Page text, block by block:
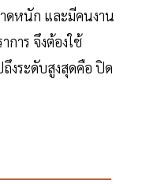
ดหนัก และมีคนงาน
การ จึงต้องใช้
งระดับสูงสุดคือ ปิด